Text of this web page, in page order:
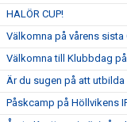
HALÖR CUP!
Välkomna på vårens sista
Välkomna till Klubbdag
Är du sugen på att
Påskcamp på Höllvikens